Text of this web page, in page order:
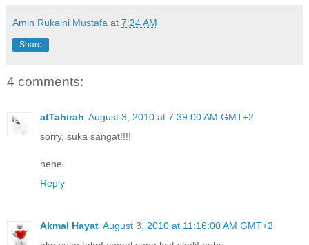
Amin Rukaini Mustafa at 7:24 AM
Share
4 comments:
atTahirah August 3, 2010 at 7:39:00 AM GMT+2
sorry, suka sangat!!!!
hehe
Reply
Akmal Hayat August 3, 2010 at 11:16:00 AM GMT+2